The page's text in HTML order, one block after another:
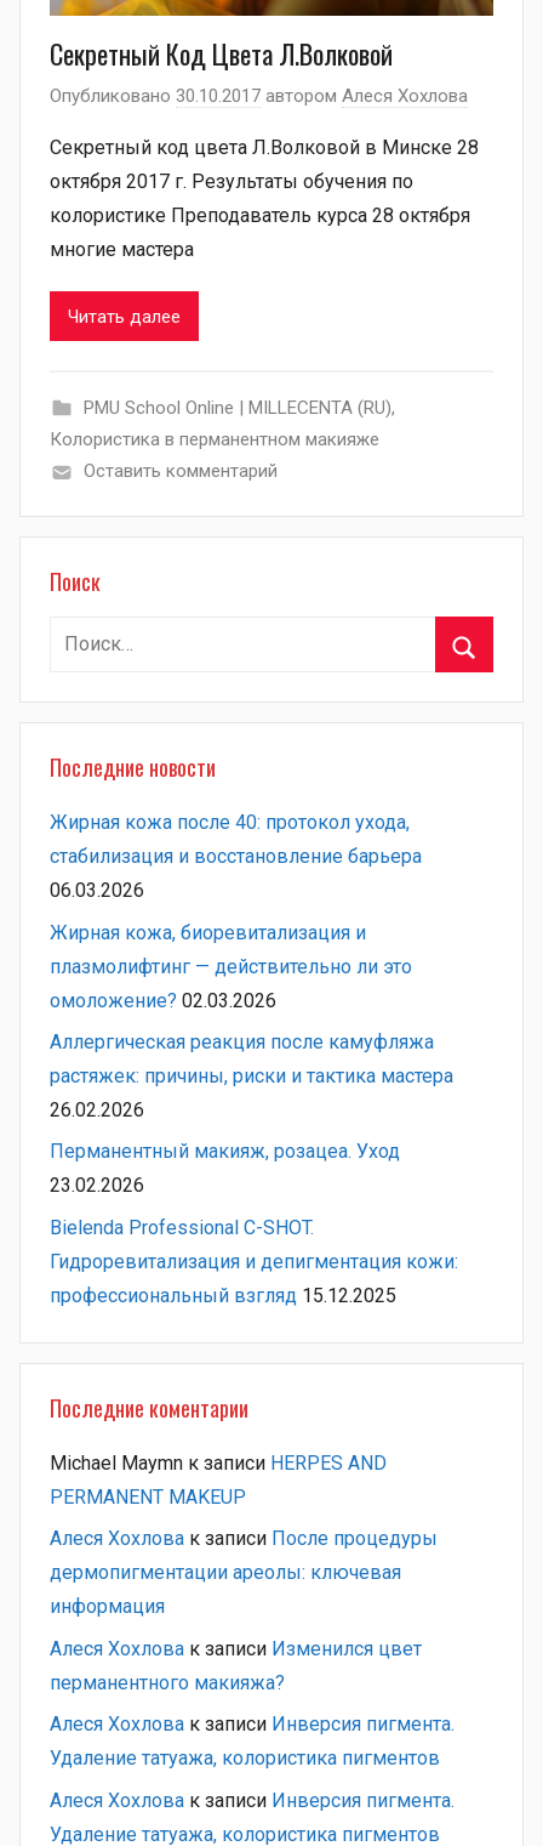
Секретный Код Цвета Л.Волковой
Опубликовано 30.10.2017 автором Алеся Хохлова
Секретный код цвета Л.Волковой в Минске 28
октября 2017 г. Результаты обучения по
колористике Преподаватель курса 28 октября
многие мастера
Читать далее
PMU School Online | MILLECENTA (RU),
Колористика в перманентном макияже
Оставить комментарий
Поиск
Найти:
Последние новости
Жирная кожа после 40: протокол ухода,
стабилизация и восстановление барьера
06.03.2026
Жирная кожа, биоревитализация и
плазмолифтинг — действительно ли это
омоложение? 02.03.2026
Аллергическая реакция после камуфляжа
растяжек: причины, риски и тактика мастера
26.02.2026
Перманентный макияж, розацеа. Уход
23.02.2026
Bielenda Professional C-SHOT.
Гидроревитализация и депигментация кожи:
профессиональный взгляд 15.12.2025
Последние коментарии
Michael Maymn к записи HERPES AND
PERMANENT MAKEUP
Алеся Хохлова к записи После процедуры
дермопигментации ареолы: ключевая
информация
Алеся Хохлова к записи Изменился цвет
перманентного макияжа?
Алеся Хохлова к записи Инверсия пигмента.
Удаление татуажа, колористика пигментов
Алеся Хохлова к записи Инверсия пигмента.
Удаление татуажа, колористика пигментов